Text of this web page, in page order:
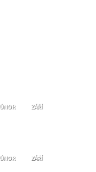
ÚNOR ZÁŘÍ
ÚNOR ZÁŘÍ